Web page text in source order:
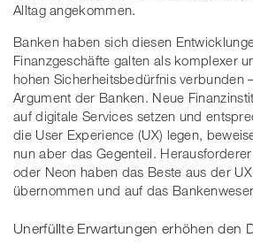
Alltag angekommen.
Banken haben sich diesen
Finanzgeschäfte galten als komplexer
hohen Sicherheitsbedürfnis verbunden
Argument der Banken. Neue
auf digitale Services setzen und
die User Experience (UX) legen,
nun aber das Gegenteil.
oder Neon haben das Beste aus der
übernommen und auf das
Unerfüllte Erwartungen erhöhen den